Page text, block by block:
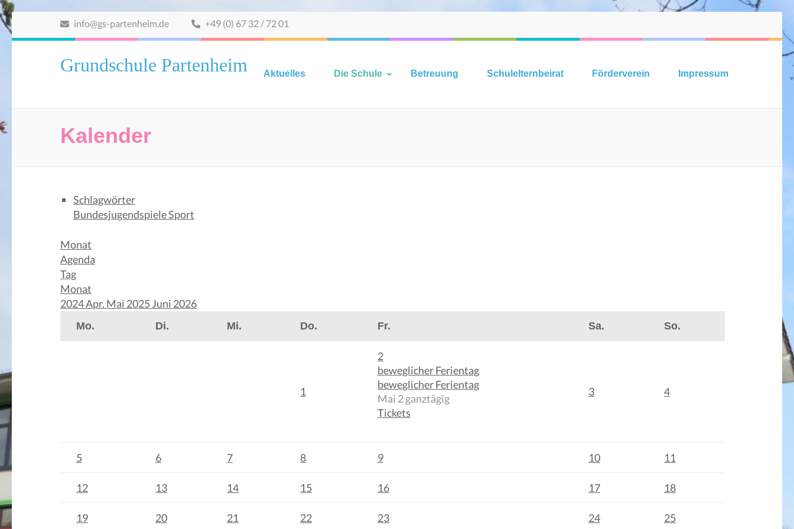
Zum
Inhalt
(Eingabetaste
info@gs-partenheim.de +49 (0) 67 32 / 72 01
Grundschule Partenheim Aktuelles Die Schule Betreuung Schulelternbeirat Förderverein Impressum
Kalender
Schlagwörter
BundesjugendspieleSport
Monat
Agenda
Tag
Monat
2024Apr. Mai 2025Juni 2026
Mo. Di. Mi. Do. Fr. Sa. So.
1
2
beweglicher Ferientag
beweglicher Ferientag
Mai 2ganztägig
Tickets
3 4
5 6 7 8 9 10 11
12 13 14 15 16 17 18
19 20 21 22 23 24 25